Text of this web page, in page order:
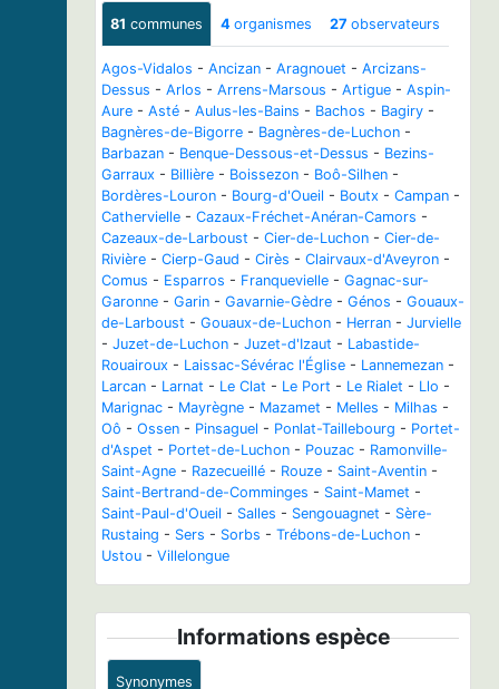
81 communes 4 organismes 27 observateurs
Agos-Vidalos - Ancizan - Aragnouet - Arcizans-
Dessus - Arlos - Arrens-Marsous - Artigue - Aspin-
Aure - Asté - Aulus-les-Bains - Bachos - Bagiry -
Bagnères-de-Bigorre - Bagnères-de-Luchon -
Barbazan - Benque-Dessous-et-Dessus - Bezins-
Garraux - Billière - Boissezon - Boô-Silhen -
Bordères-Louron - Bourg-d'Oueil - Boutx - Campan -
Cathervielle - Cazaux-Fréchet-Anéran-Camors -
Cazeaux-de-Larboust - Cier-de-Luchon - Cier-de-
Rivière - Cierp-Gaud - Cirès - Clairvaux-d'Aveyron -
Comus - Esparros - Franquevielle - Gagnac-sur-
Garonne - Garin - Gavarnie-Gèdre - Génos - Gouaux-
de-Larboust - Gouaux-de-Luchon - Herran - Jurvielle
- Juzet-de-Luchon - Juzet-d'Izaut - Labastide-
Rouairoux - Laissac-Sévérac l'Église - Lannemezan -
Larcan - Larnat - Le Clat - Le Port - Le Rialet - Llo -
Marignac - Mayrègne - Mazamet - Melles - Milhas -
Oô - Ossen - Pinsaguel - Ponlat-Taillebourg - Portet-
d'Aspet - Portet-de-Luchon - Pouzac - Ramonville-
Saint-Agne - Razecueillé - Rouze - Saint-Aventin -
Saint-Bertrand-de-Comminges - Saint-Mamet -
Saint-Paul-d'Oueil - Salles - Sengouagnet - Sère-
Rustaing - Sers - Sorbs - Trébons-de-Luchon -
Ustou - Villelongue
Informations espèce
Synonymes